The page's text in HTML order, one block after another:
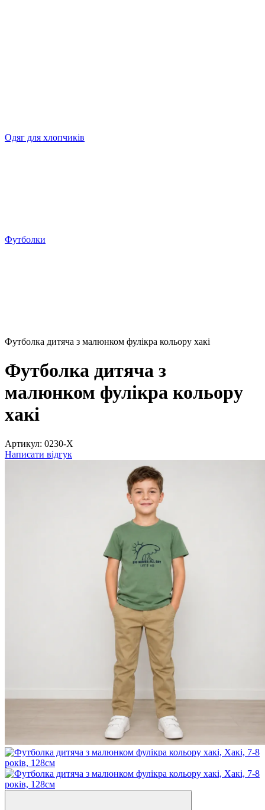
Одяг для хлопчиків
Футболки
Футболка дитяча з малюнком фулікра кольору хакі
Футболка дитяча з
малюнком фулікра кольору
хакі
Артикул: 0230-X
Написати відгук